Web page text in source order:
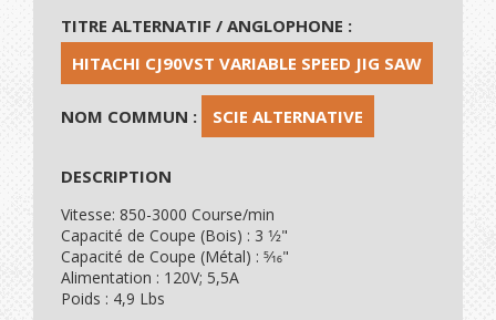
TITRE ALTERNATIF / ANGLOPHONE :
HITACHI CJ90VST VARIABLE SPEED JIG SAW
NOM COMMUN : SCIE ALTERNATIVE
DESCRIPTION
Vitesse: 850-3000 Course/min
Capacité de Coupe (Bois) : 3 1⁄2"
Capacité de Coupe (Métal) : 5⁄16"
Alimentation : 120V; 5,5A
Poids : 4,9 Lbs